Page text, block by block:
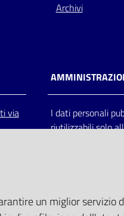
Archivi
via
I dati personali
riutilizzabili solo
un miglior